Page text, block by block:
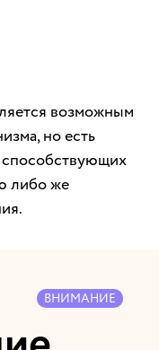
возможным
но есть
способствующих
либо же
ВНИМАНИЕ